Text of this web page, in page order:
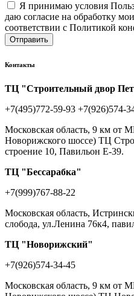
Я принимаю условия
даю согласие на обработку
соответствии с Политикой
Отправить
Контакты
ТЦ "Строительный двор
+7(495)772-59-93 +7(926)574-
Московская область, 9 км от
Новорижского шоссе) ТЦ
строение 10, Павильон Е-39.
ТЦ "Бессарабка"
+7(999)767-88-22
Московская область,
слобода, ул.Ленина 76к4,
ТЦ "Новорижский"
+7(926)574-34-45
Московская область, 9 км от